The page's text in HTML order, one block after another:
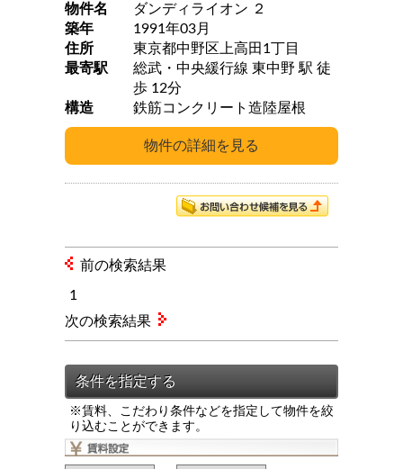
物件名
ダンディライオン ２
築年
1991年03月
住所
東京都中野区上高田1丁目
最寄駅
総武・中央緩行線 東中野 駅 徒
歩 12分
構造
鉄筋コンクリート造陸屋根
前の検索結果
1
※賃料、こだわり条件などを指定して物件を絞
り込むことができます。